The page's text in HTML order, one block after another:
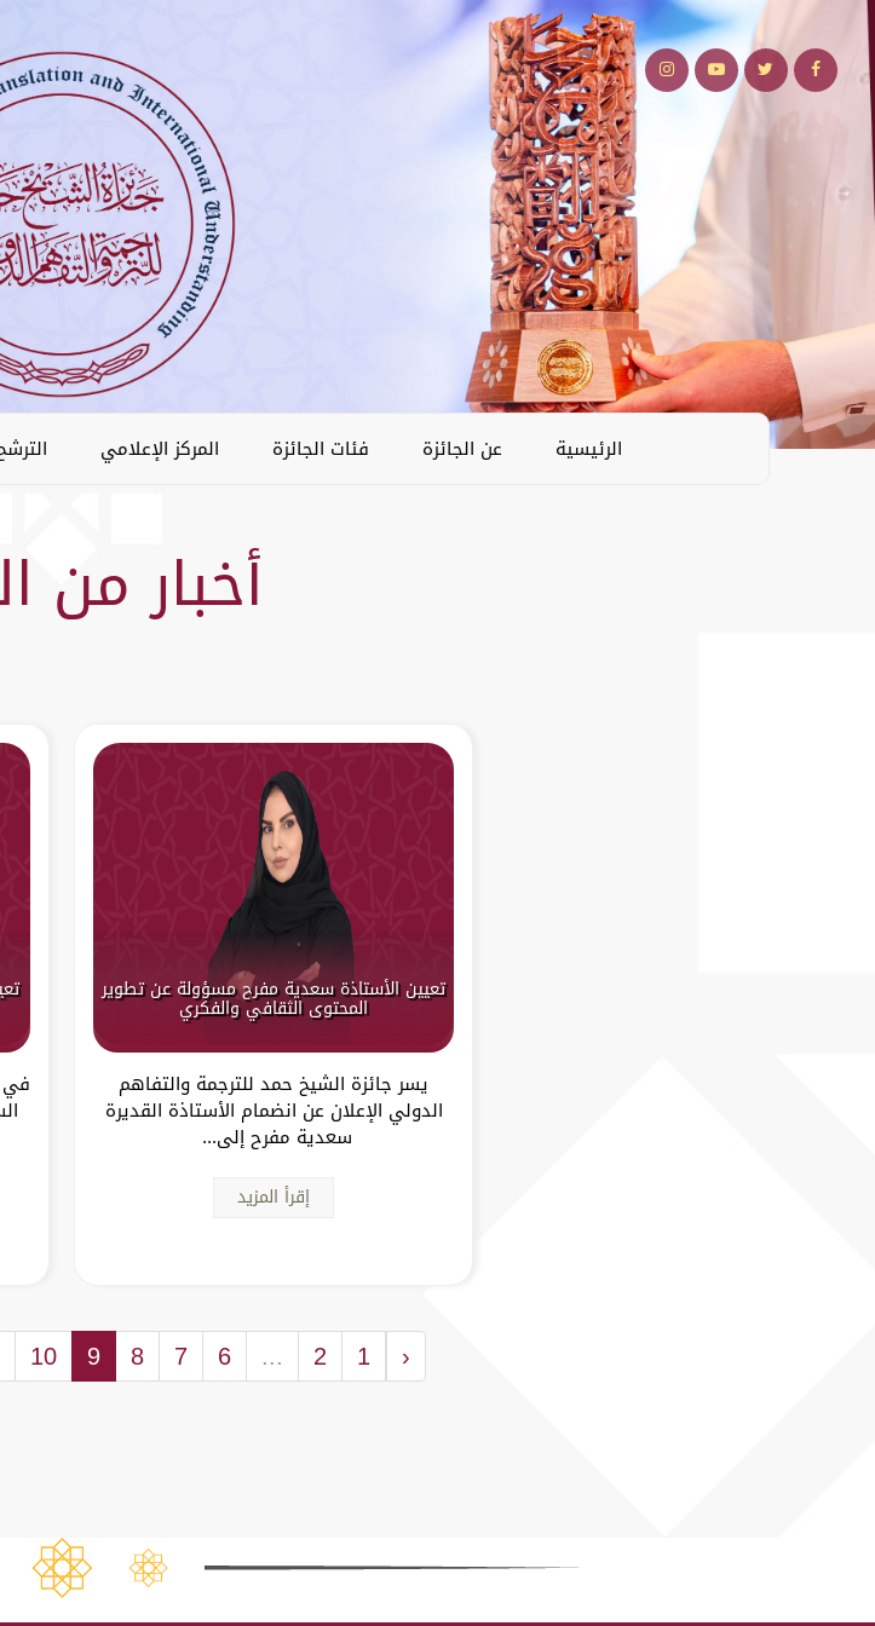
الرئيسية عن الجائزة فئات الجائزة المركز الإعلامي
أخبار من
تعيين الأستاذة سعدية مفرح مسؤولة عن تطوير
المحتوى الثقافي والفكري
يسر جائزة الشيخ حمد للترجمة والتفاهم
الدولي الإعلان عن انضمام الأستاذة القديرة
سعدية مفرح إلى...
إقرأ المزيد
في
‹
1
2
...
6
7
8
9
10